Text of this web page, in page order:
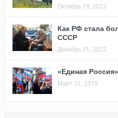
Октябрь 19, 2023
Как РФ стала
СССР
Декабрь 21, 2022
«Единая
Март 31, 2019